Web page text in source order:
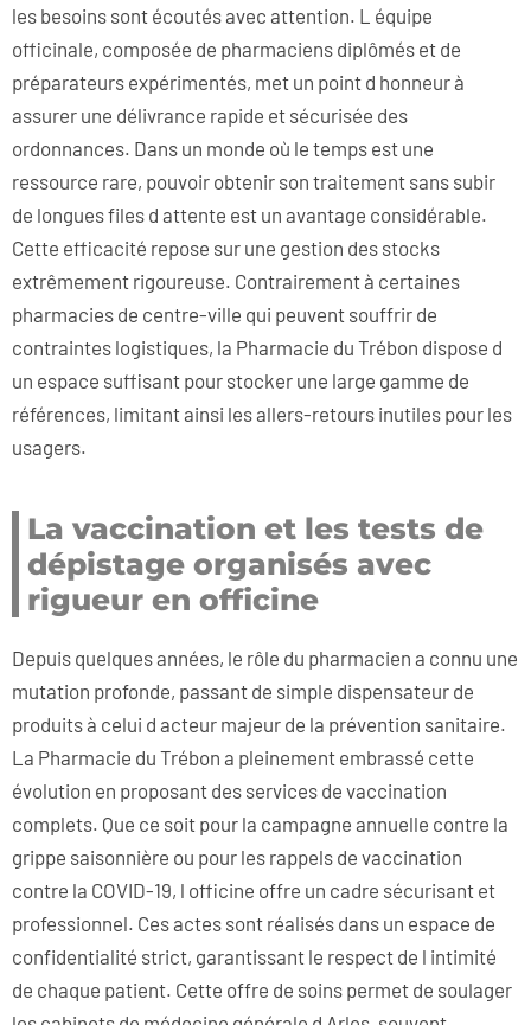
les besoins sont écoutés avec attention. L équipe
officinale, composée de pharmaciens diplômés et de
préparateurs expérimentés, met un point d honneur à
assurer une délivrance rapide et sécurisée des
ordonnances. Dans un monde où le temps est une
ressource rare, pouvoir obtenir son traitement sans subir
de longues files d attente est un avantage considérable.
Cette efficacité repose sur une gestion des stocks
extrêmement rigoureuse. Contrairement à certaines
pharmacies de centre-ville qui peuvent souffrir de
contraintes logistiques, la Pharmacie du Trébon dispose d
un espace suffisant pour stocker une large gamme de
références, limitant ainsi les allers-retours inutiles pour les
usagers.
La vaccination et les tests de
dépistage organisés avec
rigueur en officine
Depuis quelques années, le rôle du pharmacien a connu une
mutation profonde, passant de simple dispensateur de
produits à celui d acteur majeur de la prévention sanitaire.
La Pharmacie du Trébon a pleinement embrassé cette
évolution en proposant des services de vaccination
complets. Que ce soit pour la campagne annuelle contre la
grippe saisonnière ou pour les rappels de vaccination
contre la COVID-19, l officine offre un cadre sécurisant et
professionnel. Ces actes sont réalisés dans un espace de
confidentialité strict, garantissant le respect de l intimité
de chaque patient. Cette offre de soins permet de soulager